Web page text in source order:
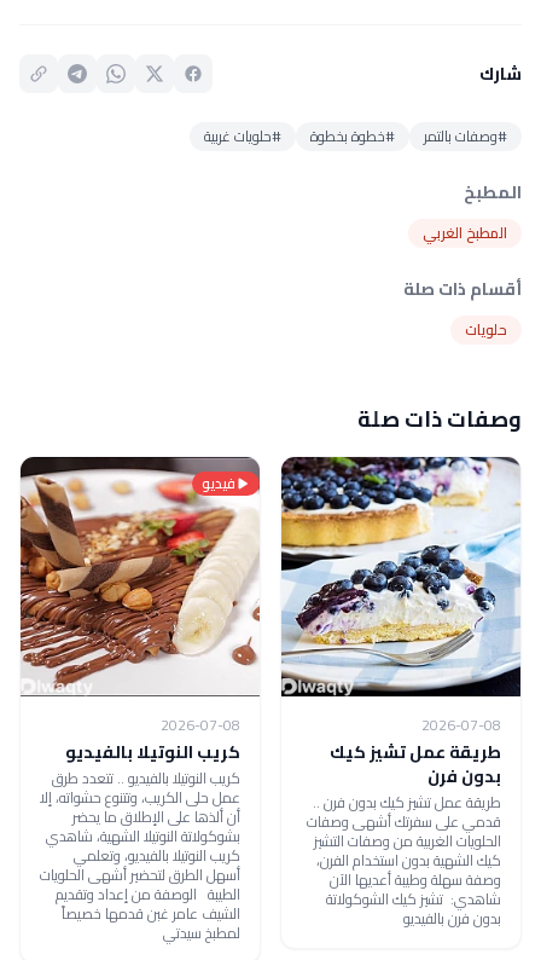
شارك
#وصفات بالتمر #خطوة بخطوة #حلويات غربية
المطبخ
المطبخ الغربي
أقسام ذات صلة
حلويات
وصفات ذات صلة
2026-07-08
طريقة عمل تشيز كيك
بدون فرن
طريقة عمل تشيز كيك بدون فرن ..
قدمي على سفرتك أشهى وصفات
الحلويات الغربية من وصفات التشيز
كيك الشهية بدون استخدام الفرن،
وصفة سهلة وطيبة أعديها الآن
شاهدي: تشيز كيك الشوكولاتة
بدون فرن بالفيديو
فيديو
2026-07-08
كريب النوتيلا بالفيديو
كريب النوتيلا بالفيديو .. تتعدد طرق
عمل حلى الكريب، وتتنوع حشواته، إلا
أن ألذها على الإطلاق ما يحضر
بشوكولاتة النوتيلا الشهية، شاهدي
كريب النوتيلا بالفيديو، وتعلمي
أسهل الطرق لتحضير أشهى الحلويات
الطيبة الوصفة من إعداد وتقديم
الشيف عامر غبن قدمها خصيصاً
لمطبخ سيدتي